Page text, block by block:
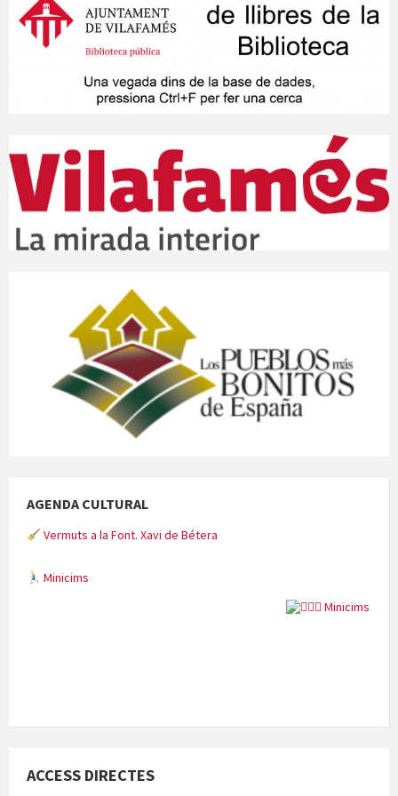
AGENDA CULTURAL
Vermuts a la Font. Xavi de Bétera
Minicims
ACCESS DIRECTES